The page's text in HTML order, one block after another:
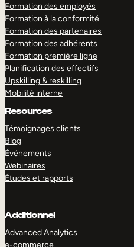
Formation des employés
Formation à la conformité
Formation des partenaires
Formation des adhérents
Formation première ligne
Planification des effectifs
Upskilling & reskilling
Mobilité interne
Resources
Témoignages clients
Blog
Événements
Webinaires
Études et rapports
Additionnel
Advanced Analytics